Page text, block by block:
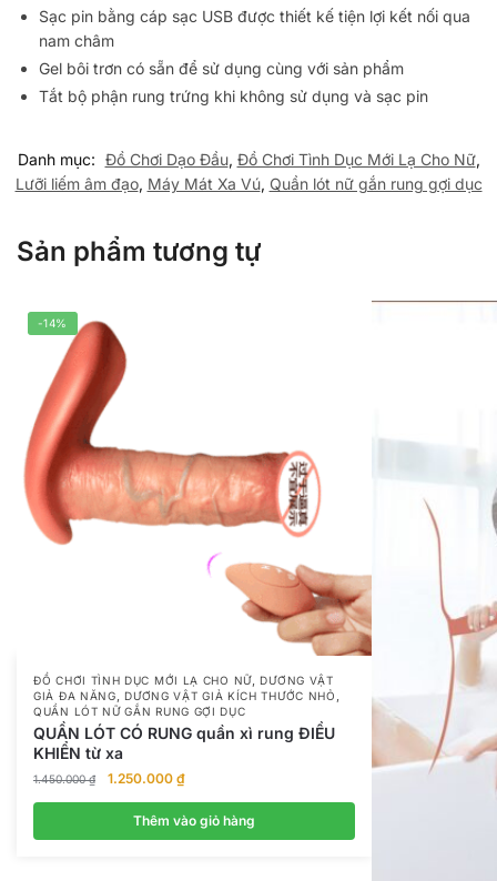
Sạc pin bằng cáp sạc USB được thiết kế tiện lợi kết nối qua
nam châm
Gel bôi trơn có sẵn để sử dụng cùng với sản phẩm
Tắt bộ phận rung trứng khi không sử dụng và sạc pin
Danh mục: Đồ Chơi Dạo Đầu, Đồ Chơi Tình Dục Mới Lạ Cho Nữ,
Lưỡi liếm âm đạo, Máy Mát Xa Vú, Quần lót nữ gắn rung gợi dục
Sản phẩm tương tự
-14%
ĐỒ CHƠI TÌNH DỤC MỚI LẠ CHO NỮ,DƯƠNG VẬT
GIẢ ĐA NĂNG,DƯƠNG VẬT GIẢ KÍCH THƯỚC NHỎ ,
QUẦN LÓT NỮ GẮN RUNG GỢI DỤC
QUẦN LÓT CÓ RUNG quần xì rung ĐIỀU
KHIỂN từ xa
1.450.000₫
Giá
gốc
1.450.000 ₫.
1.250.000 ₫Giá
hiện
tại
là:
Thêm vào giỏ hàng